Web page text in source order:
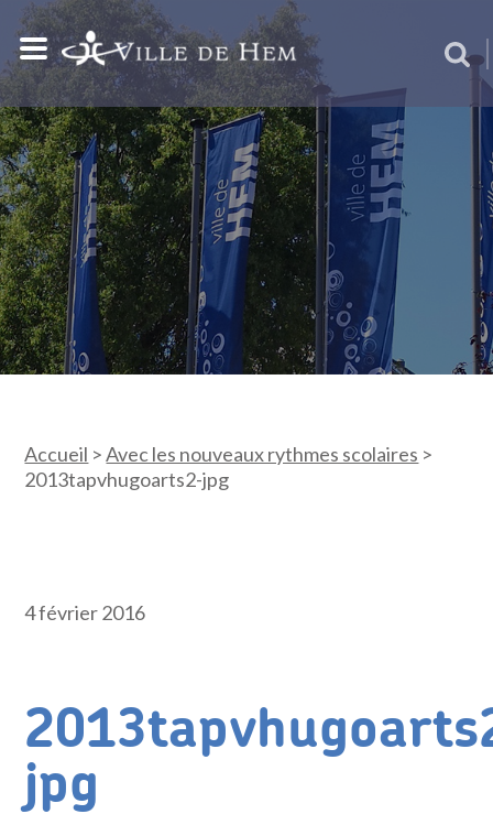
Accueil >Avec les nouveaux rythmes scolaires >
2013tapvhugoarts2-jpg
4 février 2016
jpg